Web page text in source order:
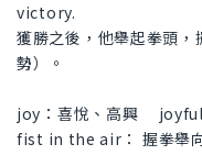
victory.
獲勝之後，他舉起拳頭
勢）。
joy：喜悅、高興
fist in the air： 握拳舉